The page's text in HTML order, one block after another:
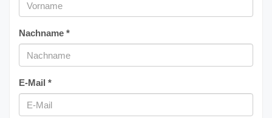
Nachname *
E-Mail *